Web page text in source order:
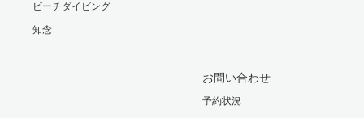
ビーチダイビング
知念
お問い合わせ
予約状況